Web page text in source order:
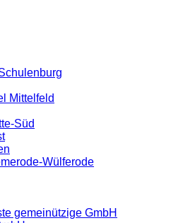
Mittelfeld
Süd
Wülferode
gemeinützige GmbH